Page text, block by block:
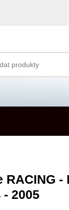
RACING -
- 2005